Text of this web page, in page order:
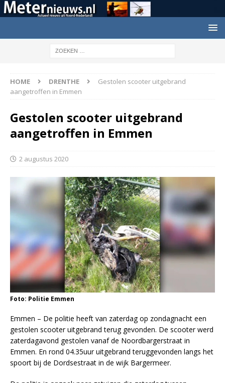
HOME DRENTHE
Gestolen scooter uitgebrand
aangetroffen in Emmen
Gestolen scooter uitgebrand
aangetroffen in Emmen
2 augustus 2020
Foto: Politie Emmen
Emmen – De politie heeft van zaterdag op zondagnacht een
gestolen scooter uitgebrand terug gevonden. De scooter werd
zaterdagavond gestolen vanaf de Noordbargerstraat in
Emmen. En rond 04.35uur uitgebrand teruggevonden langs het
spoort bij de Dordsestraat in de wijk Bargermeer.